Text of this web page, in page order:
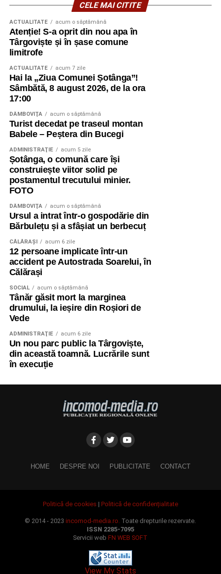
CELE MAI CITITE
ACTUALITATE acum o săptămână
Atenție! S-a oprit din nou apa în
Târgoviște și în șase comune
limitrofe
ACTUALITATE acum 7 zile
Hai la „Ziua Comunei Șotânga”!
Sâmbătă, 8 august 2026, de la ora
17:00
DÂMBOVIŢA acum o săptămână
Turist decedat pe traseul montan
Babele – Peștera din Bucegi
ADMINISTRAŢIE acum 5 zile
Șotânga, o comună care își
construiește viitor solid pe
postamentul trecutului minier.
FOTO
DÂMBOVIŢA acum o săptămână
Ursul a intrat într-o gospodărie din
Bărbulețu și a sfâșiat un berbecuț
CĂLĂRAŞI acum 6 zile
12 persoane implicate într-un
accident pe Autostrada Soarelui, în
Călărași
SOCIAL acum o săptămână
Tânăr găsit mort la marginea
drumului, la ieșire din Roșiori de
Vede
ADMINISTRAŢIE acum 6 zile
Un nou parc public la Târgoviște,
din această toamnă. Lucrările sunt
în execuție
HOME DESPRE NOI PUBLICITATE CONTACT
Politică de cookies | Politică de confidențialitate
© 2014 - 2023incomod-media.ro. Toate drepturile rezervate.
ISSN 2285-7095
Servicii webFN WEB SOFT
View My Stats